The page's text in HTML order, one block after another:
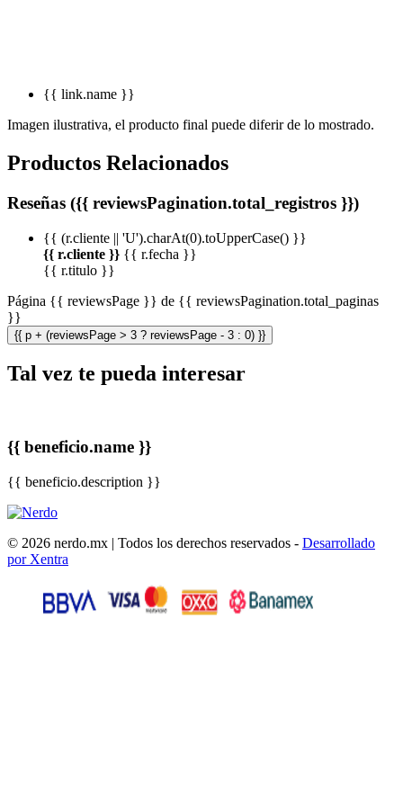
{{ link.name }}
Imagen ilustrativa, el producto final puede diferir de lo mostrado.
Productos Relacionados
Reseñas ({{ reviewsPagination.total_registros }})
{{ (r.cliente || 'U').charAt(0).toUpperCase() }}
{{ r.cliente }} {{ r.fecha }}
{{ r.titulo }}
Página {{ reviewsPage }} de {{ reviewsPagination.total_paginas
}}
{{ p + (reviewsPage > 3 ? reviewsPage - 3 : 0) }}
Tal vez te pueda interesar
{{ beneficio.name }}
{{ beneficio.description }}
© 2026 nerdo.mx | Todos los derechos reservados - Desarrollado
por Xentra